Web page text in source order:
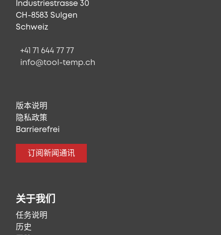
Industriestrasse 30
CH-8583 Sulgen
Schweiz
+41 71 644 77 77
info@tool-temp.ch
版本说明
隐私政策
Barrierefrei
订阅新闻通讯
关于我们
任务说明
历史